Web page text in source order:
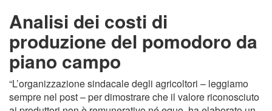
Analisi dei costi di
produzione del pomodoro da
piano campo
“L’organizzazione sindacale degli agricoltori – leggiamo
sempre nel post – per dimostrare che il valore riconosciuto